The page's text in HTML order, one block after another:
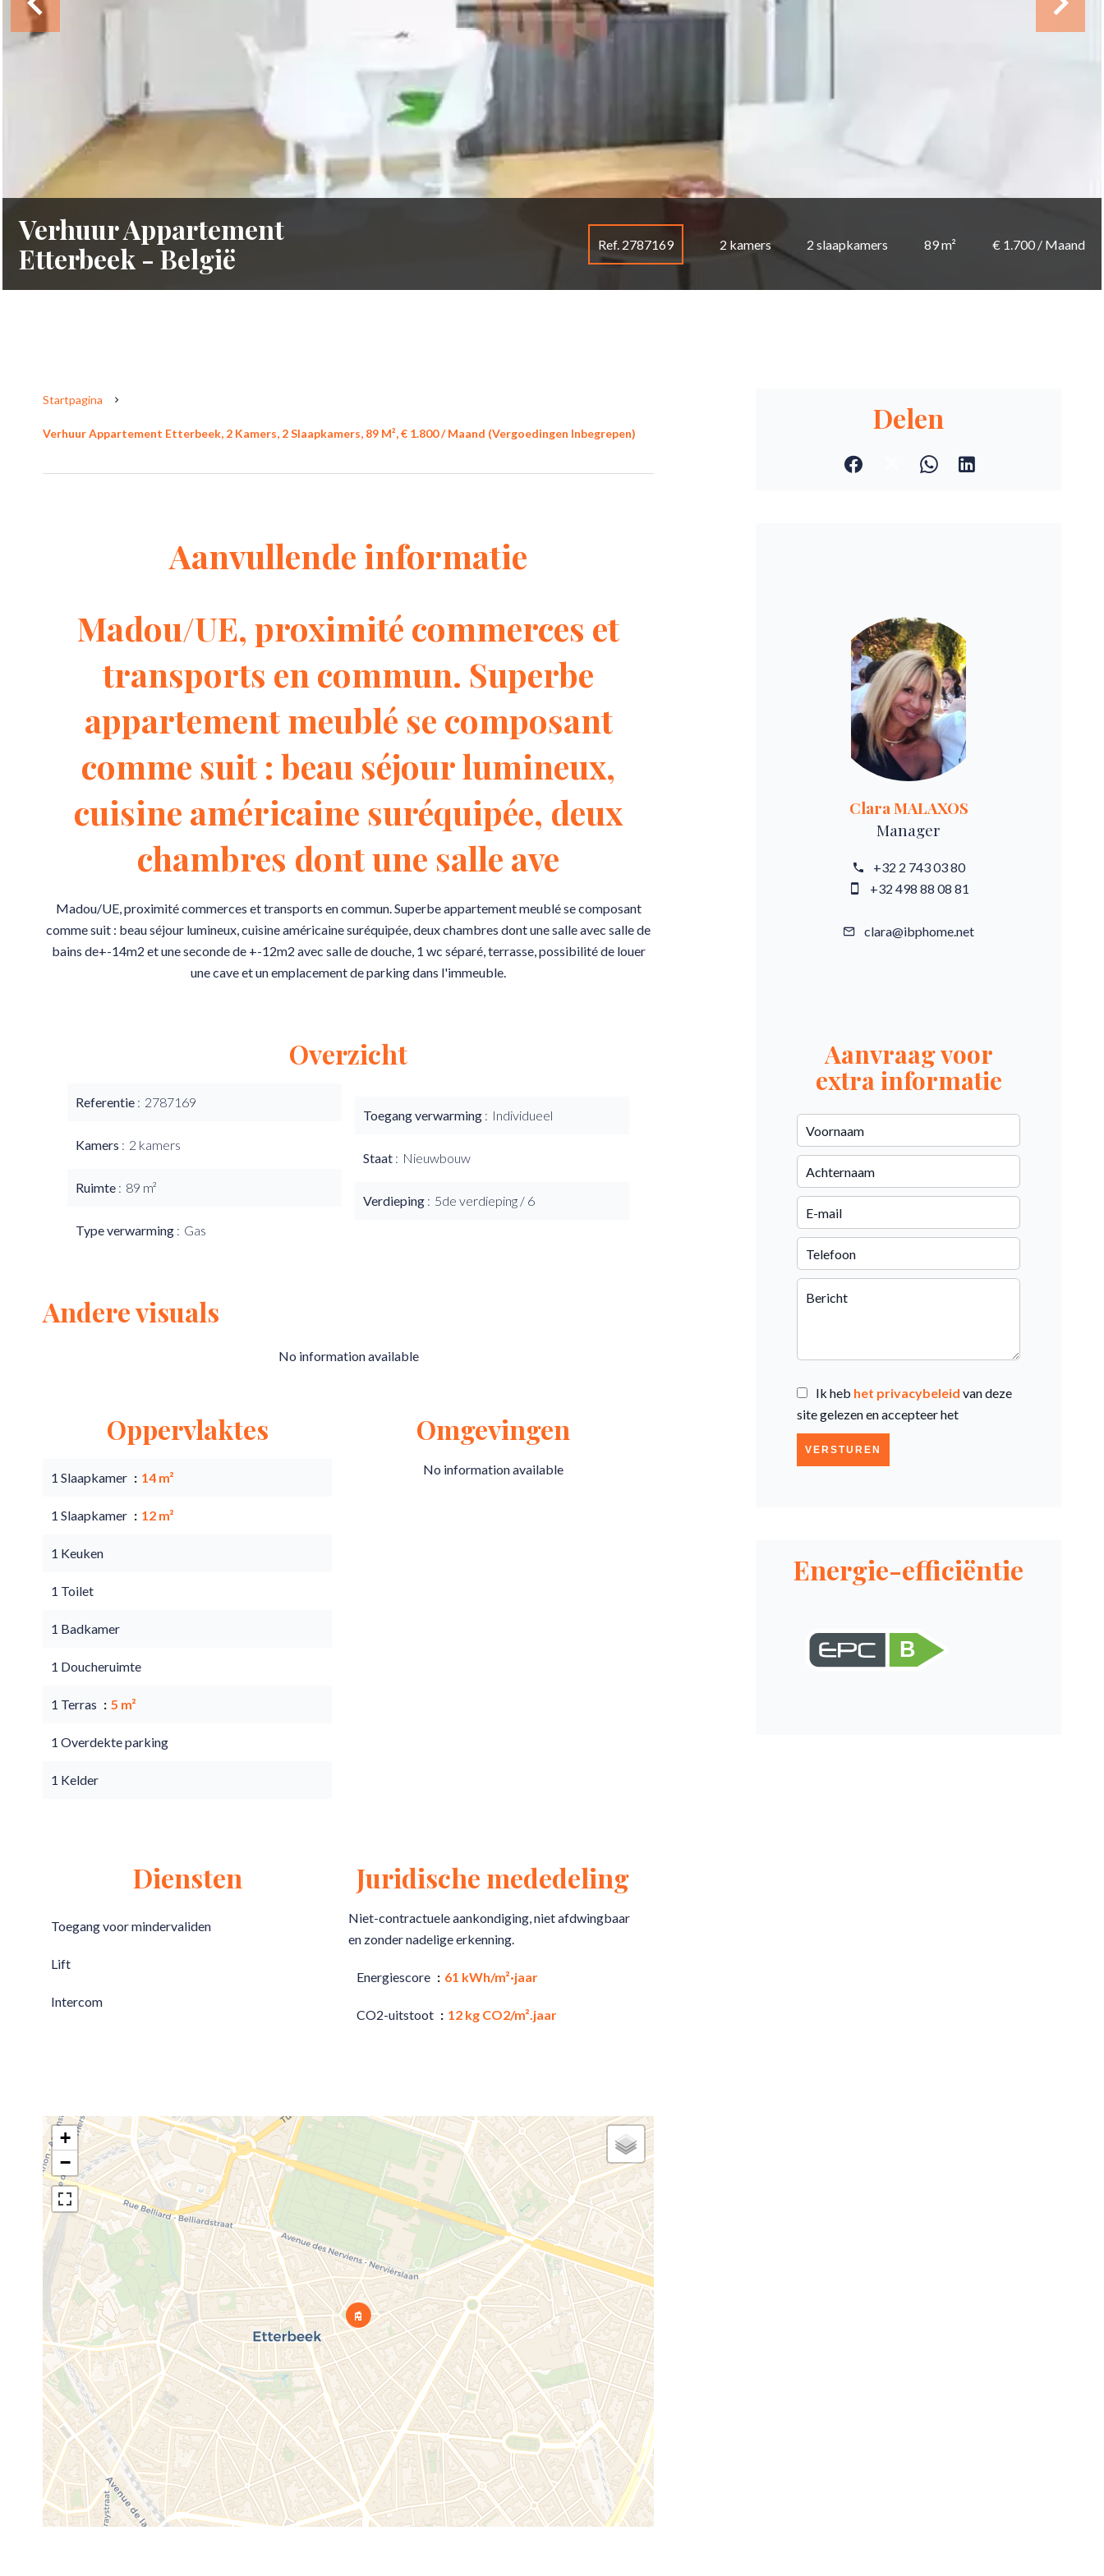
Verhuur Appartement
Etterbeek - België
Ref. 2787169 2 kamers 2 slaapkamers 89 m² € 1.700 / Maand
Startpagina
Verhuur Appartement Etterbeek, 2 Kamers, 2 Slaapkamers, 89 M², € 1.800 / Maand (Vergoedingen Inbegrepen)
Aanvullende informatie
Madou/UE, proximité commerces et
transports en commun. Superbe
appartement meublé se composant
comme suit : beau séjour lumineux,
cuisine américaine suréquipée, deux
chambres dont une salle ave
Madou/UE, proximité commerces et transports en commun. Superbe appartement meublé se composant
comme suit : beau séjour lumineux, cuisine américaine suréquipée, deux chambres dont une salle avec salle de
bains de+-14m2 et une seconde de +-12m2 avec salle de douche, 1 wc séparé, terrasse, possibilité de louer
une cave et un emplacement de parking dans l'immeuble.
Overzicht
Referentie 2787169
Kamers 2 kamers
Ruimte 89 m²
Type verwarming Gas
Toegang verwarming Individueel
Staat Nieuwbouw
Verdieping 5de verdieping / 6
Andere visuals
No information available
Oppervlaktes
1 Slaapkamer 14 m²
1 Slaapkamer 12 m²
1 Keuken
1 Toilet
1 Badkamer
1 Doucheruimte
1 Terras 5 m²
1 Overdekte parking
1 Kelder
Omgevingen
No information available
Diensten
Toegang voor mindervaliden
Lift
Intercom
Juridische mededeling
Niet-contractuele aankondiging, niet afdwingbaar
en zonder nadelige erkenning.
Energiescore 61 kWh/m²·jaar
CO2-uitstoot 12 kg CO2/m².jaar
+
−
Delen
Clara MALAXOS
Manager
+32 2 743 03 80
+32 498 88 08 81
clara@ibphome.net
Aanvraag voor
extra informatie
Ik heb het privacybeleid van deze
site gelezen en accepteer het
VERSTUREN
Energie-efficiëntie
B